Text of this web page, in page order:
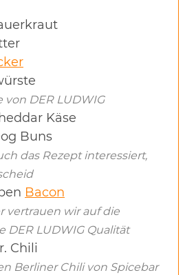
von DER LUDWIG
Käse
Buns
das Rezept interessiert,
Bacon
vertrauen wir auf die
DER LUDWIG Qualität
Chili
Berliner Chili von Spicebar